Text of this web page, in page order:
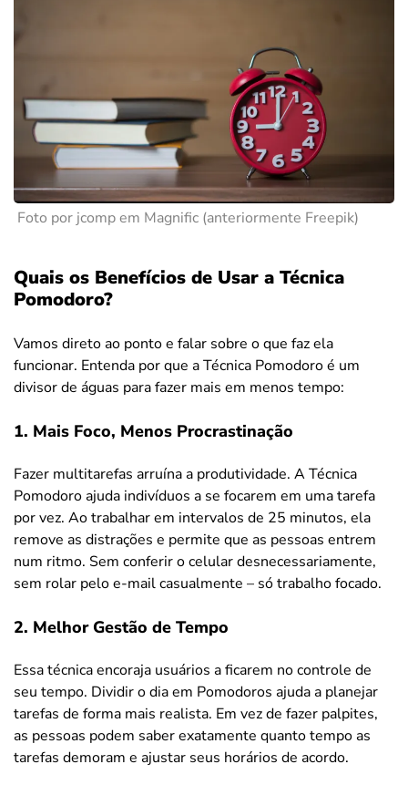
Foto por jcomp em Magnific (anteriormente Freepik)
Quais os Benefícios de Usar a Técnica
Pomodoro?
Vamos direto ao ponto e falar sobre o que faz ela
funcionar. Entenda por que a Técnica Pomodoro é um
divisor de águas para fazer mais em menos tempo:
1. Mais Foco, Menos Procrastinação
Fazer multitarefas arruína a produtividade. A Técnica
Pomodoro ajuda indivíduos a se focarem em uma tarefa
por vez. Ao trabalhar em intervalos de 25 minutos, ela
remove as distrações e permite que as pessoas entrem
num ritmo. Sem conferir o celular desnecessariamente,
sem rolar pelo e-mail casualmente – só trabalho focado.
2. Melhor Gestão de Tempo
Essa técnica encoraja usuários a ficarem no controle de
seu tempo. Dividir o dia em Pomodoros ajuda a planejar
tarefas de forma mais realista. Em vez de fazer palpites,
as pessoas podem saber exatamente quanto tempo as
tarefas demoram e ajustar seus horários de acordo.